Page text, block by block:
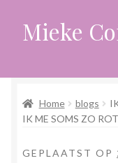
Ga
door
navigatie
Ga
naar
inhoud
Mieke
Afrekenen
Home blogs
IK ME SOMS ZO
GEPLAATST OP